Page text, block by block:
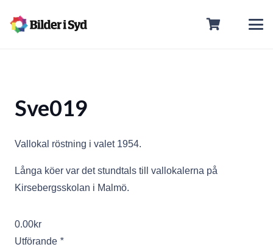
Sve019
Vallokal röstning i valet 1954.
Långa köer var det stundtals till vallokalerna på
Kirsebergsskolan i Malmö.
0.00kr
Utförande *